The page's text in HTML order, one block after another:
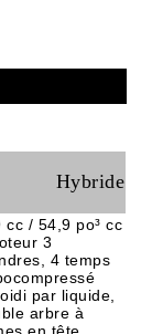
Hybride
cc / 54,9 po³ cc
3
4 temps
par liquide,
arbre à